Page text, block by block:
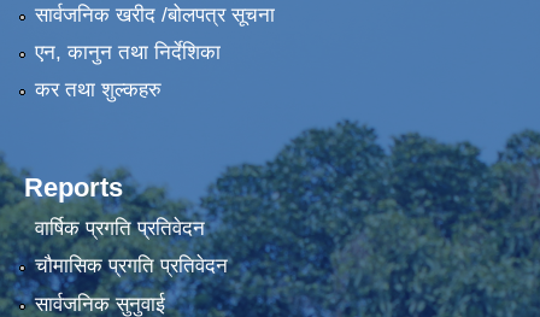
सार्वजनिक खरीद /बोलपत्र सूचना
एन, कानुन तथा निर्देशिका
कर तथा शुल्कहरु
Reports
वार्षिक प्रगति प्रतिवेदन
चौमासिक प्रगति प्रतिवेदन
सार्वजनिक सुनुवाई